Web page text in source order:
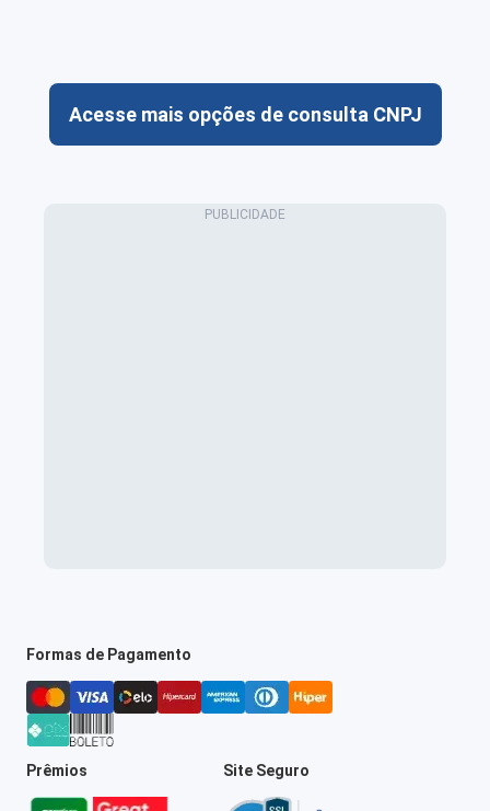
Acesse mais opções de consulta CNPJ
Formas de Pagamento
Prêmios Site Seguro